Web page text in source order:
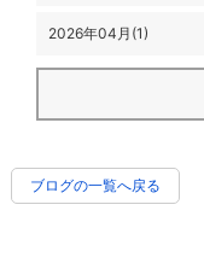
2026年04月(1)
ブログの一覧へ戻る